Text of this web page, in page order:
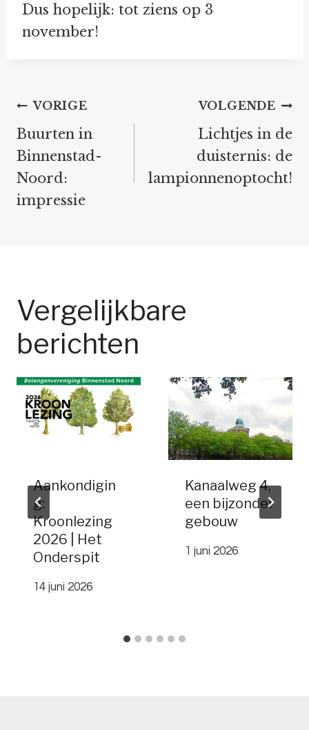
Dus hopelijk: tot ziens op 3
november!
Bericht
navigatie
VORIGE
Buurten in
Binnenstad-
Noord:
impressie
VOLGENDE
Lichtjes in de
duisternis: de
lampionnenoptocht!
Vergelijkbare
berichten
Aankondigin
g:
Kroonlezing
2026 | Het
Onderspit
14 juni 2026
Kanaalweg 4,
een bijzonder
gebouw
1 juni 2026